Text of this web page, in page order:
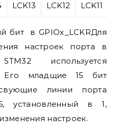
LCK13 LCK12 LCK11
бит в GPIOx_LCKRДля
настроек порта в
используется
Его младщие 15 бит
линии порта
установленный в 1,
настроек.